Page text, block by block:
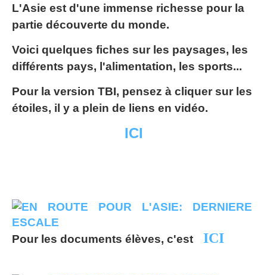
L'Asie est d'une immense richesse pour la
partie découverte du monde.
Voici quelques fiches sur les paysages, les
différents pays, l'alimentation, les sports...
Pour la version TBI, pensez à cliquer sur les
étoiles, il y a plein de liens en vidéo.
ICI
Pour les documents élèves, c'est ICI